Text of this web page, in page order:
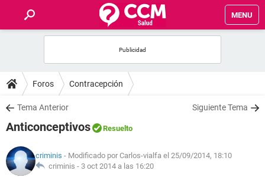
MENU
FOROS
SALUD
NUTRICIÓN
Foros Contracepción
Tema Anterior Siguiente Tema
Anticonceptivos Resuelto
criminis - Modificado por Carlos-vialfa el 25/09/2014, 18:10
criminis - 3 oct 2014 a las 16:20